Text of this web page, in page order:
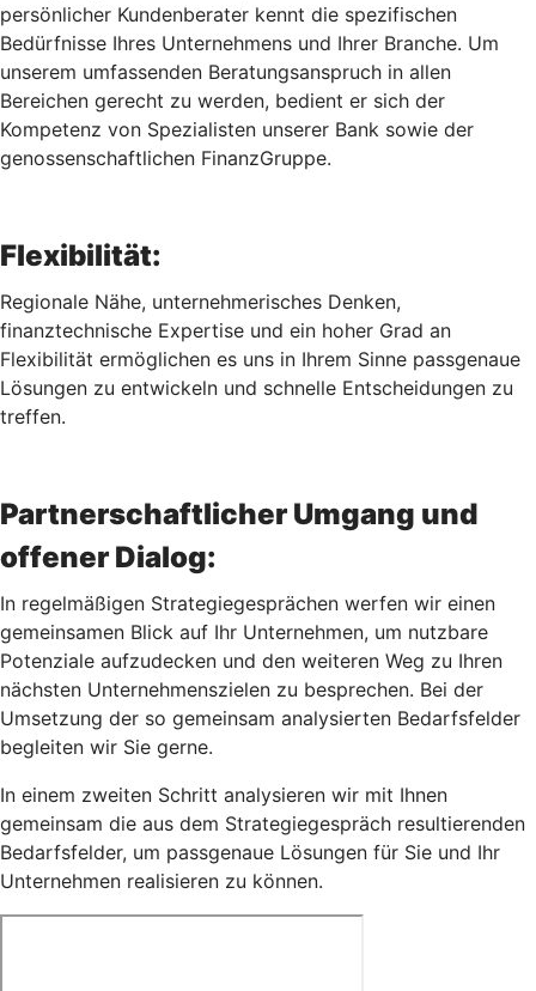
persönlicher Kundenberater kennt die spezifischen
Bedürfnisse Ihres Unternehmens und Ihrer Branche. Um
unserem umfassenden Beratungsanspruch in allen
Bereichen gerecht zu werden, bedient er sich der
Kompetenz von Spezialisten unserer Bank sowie der
genossenschaftlichen FinanzGruppe.
Flexibilität:
Regionale Nähe, unternehmerisches Denken,
finanztechnische Expertise und ein hoher Grad an
Flexibilität ermöglichen es uns in Ihrem Sinne passgenaue
Lösungen zu entwickeln und schnelle Entscheidungen zu
treffen.
Partnerschaftlicher Umgang und
offener Dialog:
In regelmäßigen Strategiegesprächen werfen wir einen
gemeinsamen Blick auf Ihr Unternehmen, um nutzbare
Potenziale aufzudecken und den weiteren Weg zu Ihren
nächsten Unternehmenszielen zu besprechen. Bei der
Umsetzung der so gemeinsam analysierten Bedarfsfelder
begleiten wir Sie gerne.
In einem zweiten Schritt analysieren wir mit Ihnen
gemeinsam die aus dem Strategiegespräch resultierenden
Bedarfsfelder, um passgenaue Lösungen für Sie und Ihr
Unternehmen realisieren zu können.